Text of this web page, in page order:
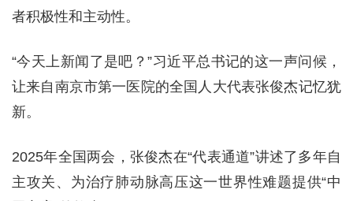
者积极性和主动性。
“今天上新闻了是吧？”习近平总书记的这一声问候，
让来自南京市第一医院的全国人大代表张俊杰记忆犹
新。
2025年全国两会，张俊杰在“代表通道”讲述了多年自
主攻关、为治疗肺动脉高压这一世界性难题提供“中